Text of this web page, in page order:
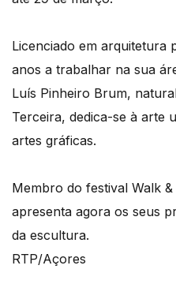
Licenciado em arquitetura
anos a trabalhar na sua
Luís Pinheiro Brum,
Terceira, dedica-se à arte
artes gráficas.
Membro do festival Walk
apresenta agora os seus
da escultura.
RTP/Açores